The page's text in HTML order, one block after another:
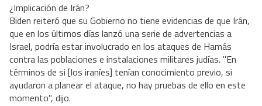
¿Implicación de Irán?
Biden reiteró que su Gobierno no tiene evidencias de que Irán,
que en los últimos días lanzó una serie de advertencias a
Israel, podría estar involucrado en los ataques de Hamás
contra las poblaciones e instalaciones militares judías. "En
términos de si [los iraníes] tenían conocimiento previo, si
ayudaron a planear el ataque, no hay pruebas de ello en este
momento", dijo.